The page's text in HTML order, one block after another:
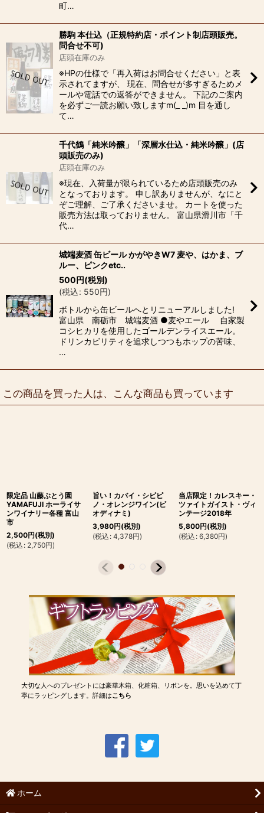
町…
勝駒 本仕込（正規特約店・ポイント制店頭販売。
問合せ不可)
店頭在庫のみ
※HPの仕様で「再入荷はお問合せください」と表
示されてますが、 現在、問合せが多すぎるためメ
ールや電話での返答ができません。 下記のご案内
を必ずご一読お願い致しますm(_ _)m 目を通し
て…
千代鶴「純米吟醸」「深層水仕込・純米吟醸」(店
頭販売のみ)
店頭在庫のみ
※現在、入荷量が限られているため店頭販売のみ
となっております。 申し訳ありませんが、なにと
ぞご理解、ご了承くださいませ。 カートを使った
販売方法は取っておりません。 富山県滑川市「千
代…
城端麦酒 缶ビール かがやきW7 麦や、はかま、ブ
ルー、ピンクetc..
500円(税別)
(税込: 550円)
ボトルから缶ビールへとリニューアルしました!
富山県 南砺市 城端麦酒 ●麦やエール 自家製
コシヒカリを使用したゴールデンライスエール。
ドリンカビリティを追求しつつもホップの苦味、
…
この商品を買った人は、こんな商品も買っています
限定品 山藤ぶとう園
YAMAFUJI ホーライサ
ンワイナリー各種 富山
市
2,500円(税別)
(税込 : 2,750円)
旨い！カバイ・シビピ
ノ・オレンジワイン(ビ
オディナミ)
3,980円(税別)
(税込 : 4,378円)
当店限定！カレスキー・
ツァイトガイスト・ヴィ
ンテージ2018年
5,800円(税別)
(税込 : 6,380円)
大切な人へのプレゼントには豪華木箱、化粧箱、リボンを。思いを込めて丁
寧にラッピングします。詳細はこちら
ホーム